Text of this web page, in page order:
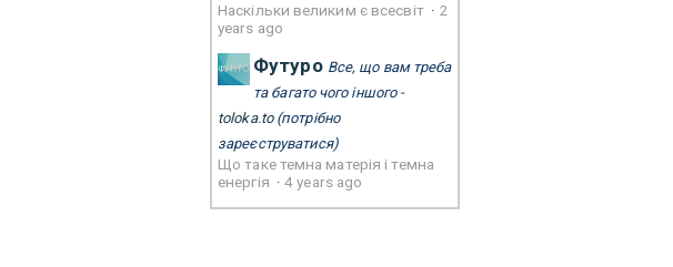
Наскільки великим є всесвіт · 2
years ago
Футуро Все, що вам треба
та багато чого іншого -
toloka.to(потрібно
зареєструватися)
Що таке темна матерія і темна
енергія ·4 years ago